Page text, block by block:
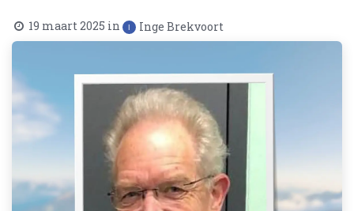
19 maart 2025 in Inge Brekvoort